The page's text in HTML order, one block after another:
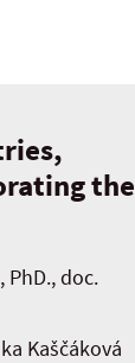
the
PhD., doc.
Kaščáková